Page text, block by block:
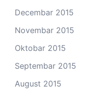
Decembar 2015
Novembar 2015
Oktobar 2015
Septembar 2015
August 2015